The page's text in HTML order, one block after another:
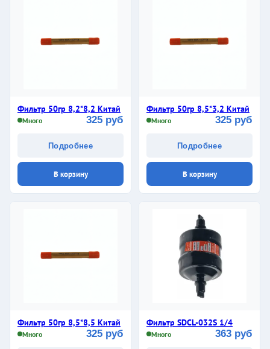
Фильтр 50гр 8,2*8,2 Китай
Много 325 руб
Подробнее
В корзину
Фильтр 50гр 8,5*3,2 Китай
Много 325 руб
Подробнее
В корзину
Фильтр 50гр 8,5*8,5 Китай
Много 325 руб
Фильтр SDCL-032S 1/4
Много 363 руб